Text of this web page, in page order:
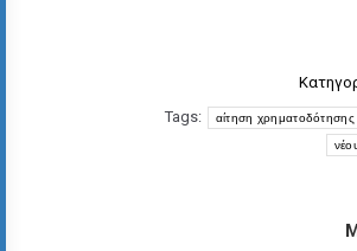
Tags:
αίτηση χρηματοδότησης